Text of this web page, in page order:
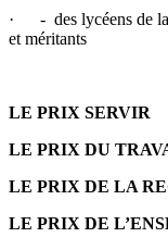
· - des lycéens de
et méritants
LE PRIX SERVIR
LE PRIX DU
LE PRIX DE LA
LE PRIX DE